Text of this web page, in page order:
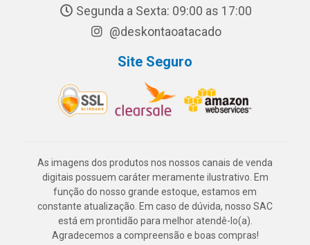
Segunda a Sexta: 09:00 as 17:00
@deskontaoatacado
Site Seguro
As imagens dos produtos nos nossos canais de venda
digitais possuem caráter meramente ilustrativo. Em
função do nosso grande estoque, estamos em
constante atualização. Em caso de dúvida, nosso SAC
está em prontidão para melhor atendê-lo(a).
Agradecemos a compreensão e boas compras!